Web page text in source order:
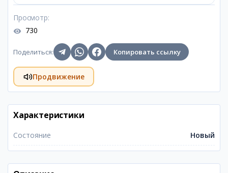
Просмотр:
730
Поделиться: Копировать ссылку
Продвижение
Характеристики
Состояние Новый